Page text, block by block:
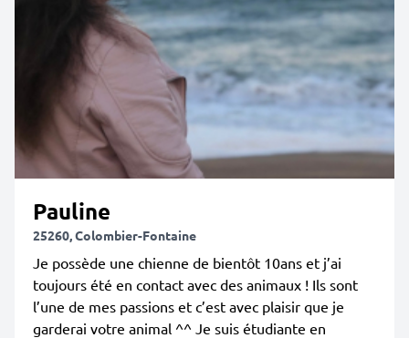
Pauline
25260, Colombier-Fontaine
Je possède une chienne de bientôt 10ans et j’ai
toujours été en contact avec des animaux ! Ils sont
l’une de mes passions et c’est avec plaisir que je
garderai votre animal ^^ Je suis étudiante en